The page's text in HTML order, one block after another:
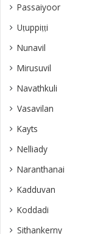
Passaiyoor
Uṭuppiṭṭi
Nunavil
Mirusuvil
Navathkuli
Vasavilan
Kayts
Nelliady
Naranthanai
Kadduvan
Koddadi
Sithankerny